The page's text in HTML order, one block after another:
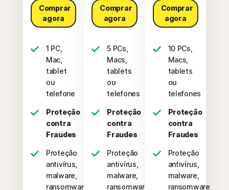
Comprar
agora
1 PC,
Mac,
tablet
ou
telefone
Proteção
contra
Fraudes
Proteção
antivírus,
malware,
ransomware
Comprar
agora
5 PCs,
Macs,
tablets
ou
telefones
Proteção
contra
Fraudes
Proteção
antivírus,
malware,
ransomware
Comprar
agora
10 PCs,
Macs,
tablets
ou
telefones
Proteção
contra
Fraudes
Proteção
antivírus,
malware,
ransomware